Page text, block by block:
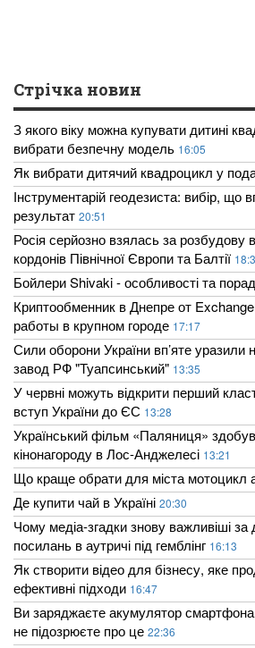
Стрічка новин
З якого віку можна купувати дитині
вибрати безпечну модель 16:05
Як вибрати дитячий квадроцикл у
Інструментарій геодезиста: вибір, що
результат 20:51
Росія серйозно взялась за розбудову
кордонів Північної Європи та Балтії
Бойлери Shivaki - особливості та
Криптообменник в Днепре от
работы в крупном городе 17:17
Сили оборони України вп’яте уразили
завод РФ "Туапсинський" 13:35
У червні можуть відкрити перший
вступ України до ЄС 13:28
Український фільм «Паляниця»
кінонагороду в Лос-Анджелесі 13:21
Що краще обрати для міста мотоцикл
Де купити чай в Україні 20:30
Чому медіа-згадки знову важливіші за
посилань в аутричі під гемблінг 16:13
Як створити відео для бізнесу, яке
ефективні підходи 16:47
Ви заряджаєте акумулятор смартфона
не підозрюєте про це 22:36